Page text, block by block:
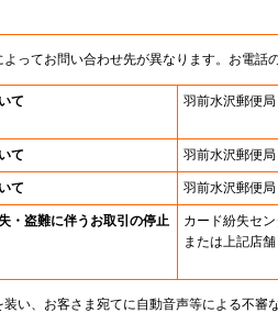
ってお問い合わせ先が異なります。お電話
て 羽前水沢郵便局
て 羽前水沢郵便局
て 羽前水沢郵便局
・盗難に伴うお取引の停止
カード紛失セ
または上記店舗
装い、お客さま宛てに自動音声等による不審